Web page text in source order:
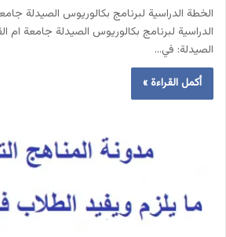
الخطة الدراسية لبرنامج بكالوريوس الصيدلة
الدراسية لبرنامج بكالوريوس الصيدلة جامعة ام
الصيدلة: في…
أكمل القراءة »